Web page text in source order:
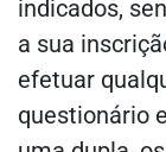
indicados,
a sua
efetuar
questionário